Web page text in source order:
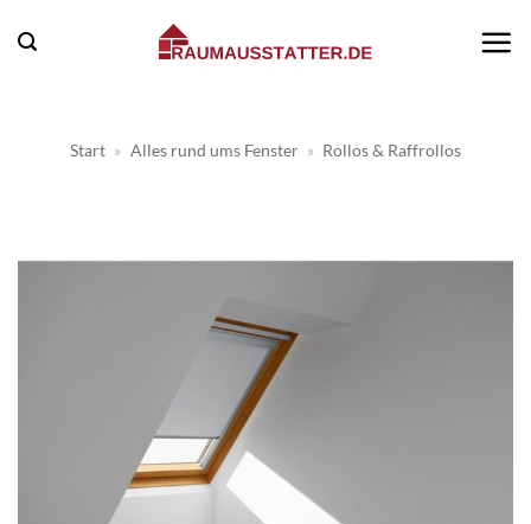
Inhalt
Start » Alles rund ums Fenster » Rollos & Raffrollos